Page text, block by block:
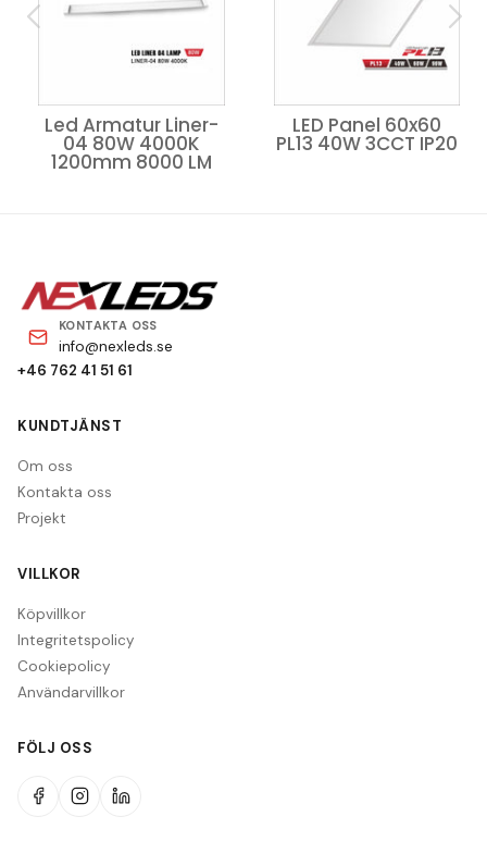
Led Armatur Liner-
04 80W 4000K
1200mm 8000 LM
LED Panel 60x60
PL13 40W 3CCT IP20
KONTAKTA OSS
info@nexleds.se
+46 762 41 51 61
KUNDTJÄNST
Om oss
Kontakta oss
Projekt
VILLKOR
Köpvillkor
Integritetspolicy
Cookiepolicy
Användarvillkor
FÖLJ OSS